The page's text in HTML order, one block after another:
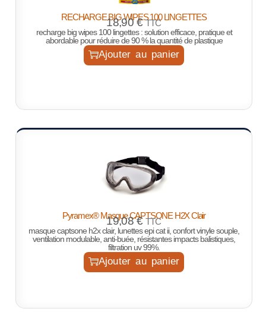
RECHARGE BIG WIPES 100 LINGETTES
18,90€ TTC
recharge big wipes 100 lingettes : solution efficace, pratique et
abordable pour réduire de 90 % la quantité de plastique
Ajouter au panier
Pyramex® Masque CAPTSONE H2X Clair
19,08€ TTC
masque captsone h2x clair, lunettes epi cat ii, confort vinyle souple,
ventilation modulable, anti-buée, résistantes impacts balistiques,
filtration uv 99%.
Ajouter au panier